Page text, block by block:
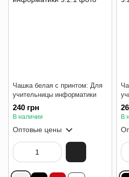
Чашка белая с принтом: Для
учительницы информатики
240 грн
В наличии
Оптовые цены
В